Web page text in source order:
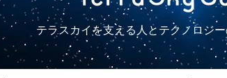
テラスカイを支える人とテクノロジ